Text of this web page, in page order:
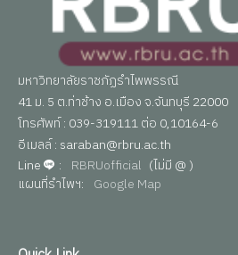
มหาวิทยาลัยราชภัฏรำไพพรรณี
41 ม. 5 ต.ท่าช้าง อ.เมือง จ.จันทบุรี 22000
โทรศัพท์ : 039-319111 ต่อ 0,10164-6
อีเมลล์ : saraban@rbru.ac.th
Line
: RBRUofficial (ไม่มี @ )
แผนที่รำไพฯ: Google Map